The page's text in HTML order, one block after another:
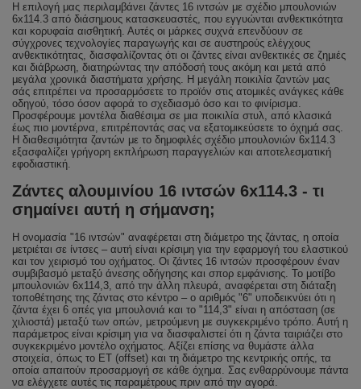
Η επιλογή μας περιλαμβάνει ζάντες 16 ιντσών με σχέδιο μπουλονιών
6x114.3 από διάσημους κατασκευαστές, που εγγυώνται ανθεκτικότητα
και κορυφαία αισθητική. Αυτές οι μάρκες συχνά επενδύουν σε
σύγχρονες τεχνολογίες παραγωγής και σε αυστηρούς ελέγχους
ανθεκτικότητας, διασφαλίζοντας ότι οι ζάντες είναι ανθεκτικές σε ζημιές
και διάβρωση, διατηρώντας την απόδοσή τους ακόμη και μετά από
μεγάλα χρονικά διαστήματα χρήσης. Η μεγάλη ποικιλία ζαντών μας
σάς επιτρέπει να προσαρμόσετε το προϊόν στις ατομικές ανάγκες κάθε
οδηγού, τόσο όσον αφορά το σχεδιασμό όσο και το φινίρισμα.
Προσφέρουμε μοντέλα διαθέσιμα σε μια ποικιλία στυλ, από κλασικά
έως πιο μοντέρνα, επιτρέποντάς σας να εξατομικεύσετε το όχημά σας.
Η διαθεσιμότητα ζαντών με το δημοφιλές σχέδιο μπουλονιών 6x114.3
εξασφαλίζει γρήγορη εκπλήρωση παραγγελιών και αποτελεσματική
εφοδιαστική.
Ζάντες αλουμινίου 16 ιντσών 6x114.3 - τι
σημαίνει αυτή η σήμανση;
Η ονομασία "16 ιντσών" αναφέρεται στη διάμετρο της ζάντας, η οποία
μετριέται σε ίντσες – αυτή είναι κρίσιμη για την εφαρμογή του ελαστικού
και τον χειρισμό του οχήματος. Οι ζάντες 16 ιντσών προσφέρουν έναν
συμβιβασμό μεταξύ άνεσης οδήγησης και σπορ εμφάνισης. Το μοτίβο
μπουλονιών 6x114,3, από την άλλη πλευρά, αναφέρεται στη διάταξη
τοποθέτησης της ζάντας στο κέντρο – ο αριθμός "6" υποδεικνύει ότι η
ζάντα έχει 6 οπές για μπουλονιά και το "114,3" είναι η απόσταση (σε
χιλιοστά) μεταξύ των οπών, μετρούμενη με συγκεκριμένο τρόπο. Αυτή η
παράμετρος είναι κρίσιμη για να διασφαλιστεί ότι η ζάντα ταιριάζει στο
συγκεκριμένο μοντέλο οχήματος. Αξίζει επίσης να θυμάστε άλλα
στοιχεία, όπως το ET (offset) και τη διάμετρο της κεντρικής οπής, τα
οποία απαιτούν προσαρμογή σε κάθε όχημα. Σας ενθαρρύνουμε πάντα
να ελέγχετε αυτές τις παραμέτρους πριν από την αγορά.